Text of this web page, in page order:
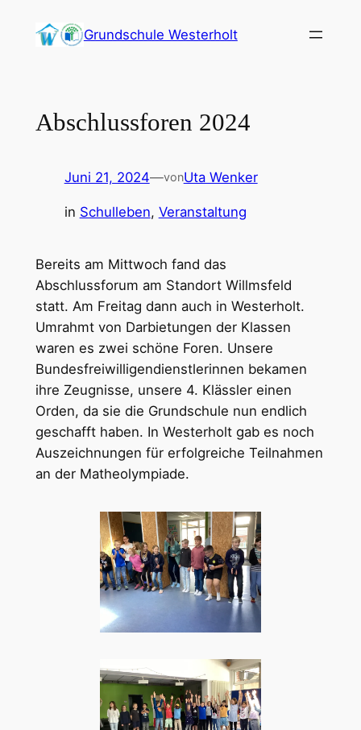
Inhalt
Grundschule Westerholt
Abschlussforen 2024
Juni 21, 2024—vonUta Wenker
in Schulleben, Veranstaltung
Bereits am Mittwoch fand das
Abschlussforum am Standort Willmsfeld
statt. Am Freitag dann auch in Westerholt.
Umrahmt von Darbietungen der Klassen
waren es zwei schöne Foren. Unsere
Bundesfreiwilligendienstlerinnen bekamen
ihre Zeugnisse, unsere 4. Klässler einen
Orden, da sie die Grundschule nun endlich
geschafft haben. In Westerholt gab es noch
Auszeichnungen für erfolgreiche Teilnahmen
an der Matheolympiade.